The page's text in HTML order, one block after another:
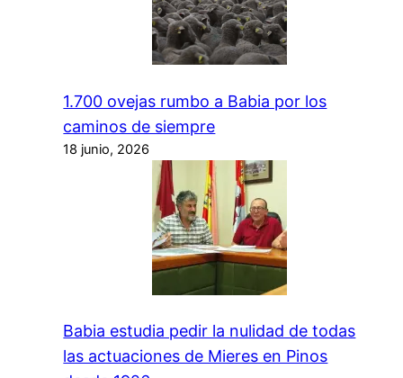
1.700 ovejas rumbo a Babia por los
caminos de siempre
18 junio, 2026
Babia estudia pedir la nulidad de todas
las actuaciones de Mieres en Pinos